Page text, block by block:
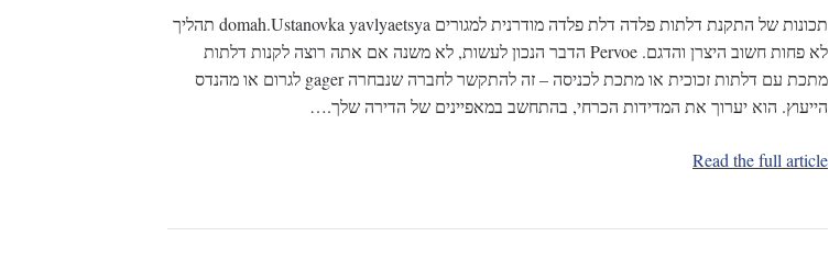
תכונות של התקנת דלתות פלדה דלת פלדה מודרנית למגורים domah.Ustanovka yavlyaetsya תהליך
לא פחות חשוב היצרן והדגם. Pervoe הדבר הנכון לעשות, לא משנה אם אתה רוצה לקנות דלתות
מתכת עם דלתות זכוכית או מתכת לכניסה – זה להתקשר לחברה שנבחרה gager לגרום או מהנדס
הייעוץ. הוא יערוך את המדידות הכרחי, בהתחשב במאפיינים של הדירה שלך.…
Read the full article